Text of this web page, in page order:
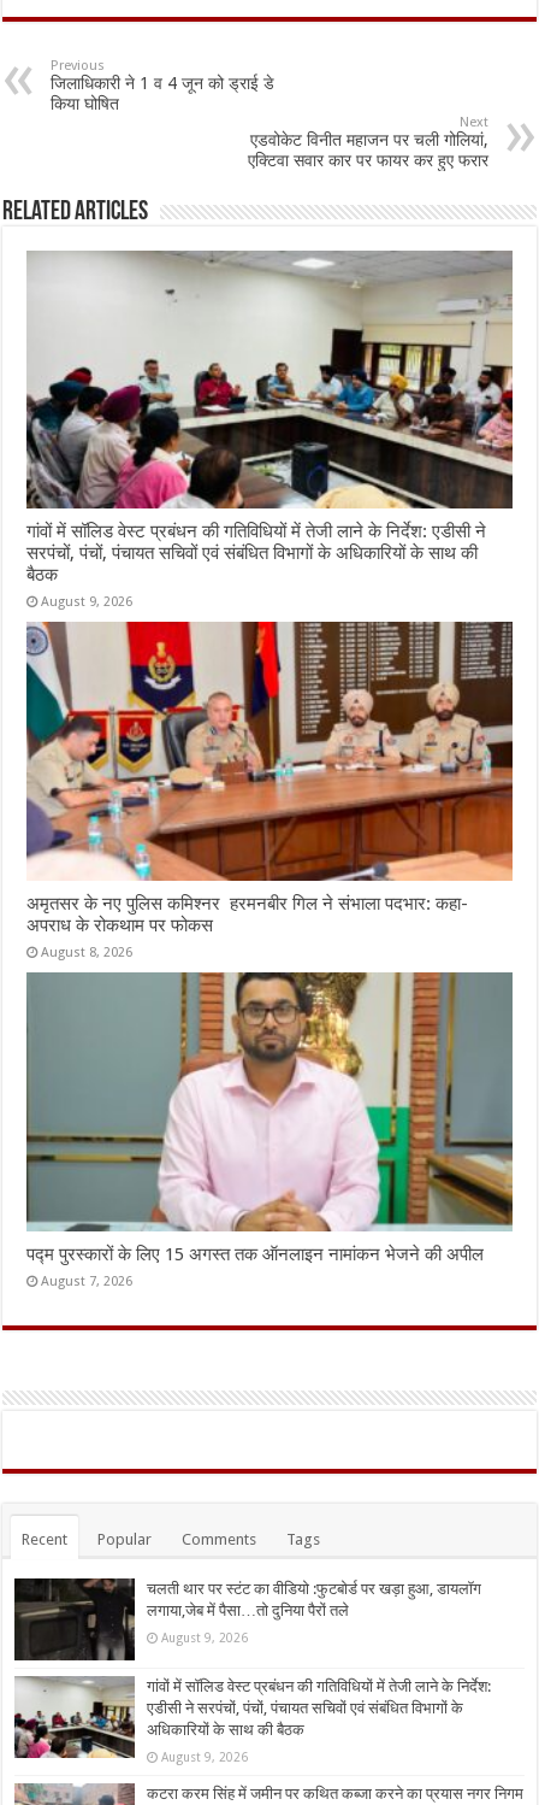
e
b
o
at
sA
p
ai
l
ar
e
Previous
जिलाधिकारी ने 1 व 4 जून को ड्राई डे
किया घोषित
Next
एडवोकेट विनीत महाजन पर चली गोलियां,
एक्टिवा सवार कार पर फायर कर हुए फरार
Related Articles
गांवों में सॉलिड वेस्ट प्रबंधन की गतिविधियों में तेजी लाने के निर्देश: एडीसी ने
सरपंचों, पंचों, पंचायत सचिवों एवं संबंधित विभागों के अधिकारियों के साथ की
बैठक
August 9, 2026
अमृतसर के नए पुलिस कमिश्नर हरमनबीर गिल ने संभाला पदभार: कहा-
अपराध के रोकथाम पर फोकस
August 8, 2026
पद्म पुरस्कारों के लिए 15 अगस्त तक ऑनलाइन नामांकन भेजने की अपील
August 7, 2026
Recent Popular Comments Tags
चलती थार पर स्टंट का वीडियो :फुटबोर्ड पर खड़ा हुआ, डायलॉग
लगाया,जेब में पैसा…तो दुनिया पैरों तले
August 9, 2026
गांवों में सॉलिड वेस्ट प्रबंधन की गतिविधियों में तेजी लाने के निर्देश:
एडीसी ने सरपंचों, पंचों, पंचायत सचिवों एवं संबंधित विभागों के
अधिकारियों के साथ की बैठक
August 9, 2026
कटरा करम सिंह में जमीन पर कथित कब्जा करने का प्रयास नगर निगम